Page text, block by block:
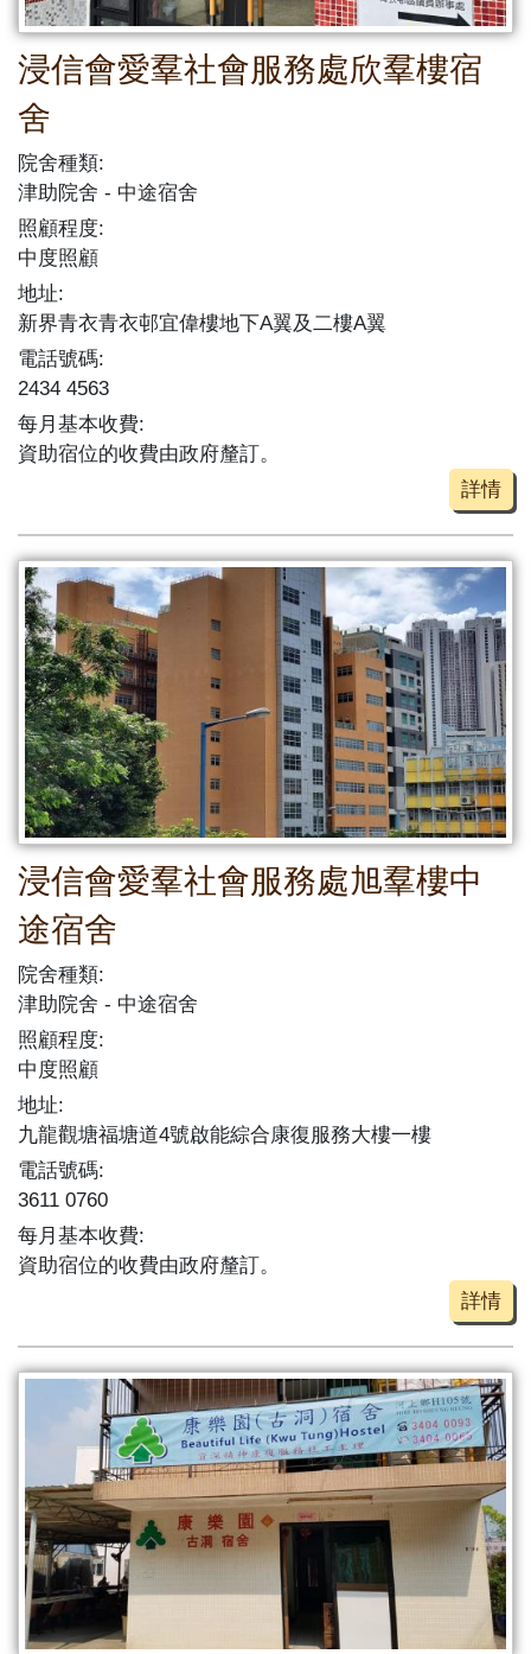
浸信會愛羣社會服務處欣羣樓宿
舍
院舍種類:
津助院舍
中途宿舍
照顧程度:
中度照顧
地址:
新界青衣青衣邨宜偉樓地下A翼及二樓A翼
電話號碼:
2434 4563
每月基本收費:
資助宿位的收費由政府釐訂。
詳情
浸信會愛羣社會服務處旭羣樓中
途宿舍
院舍種類:
津助院舍
中途宿舍
照顧程度:
中度照顧
地址:
九龍觀塘福塘道4號啟能綜合康復服務大樓一樓
電話號碼:
3611 0760
每月基本收費:
資助宿位的收費由政府釐訂。
詳情